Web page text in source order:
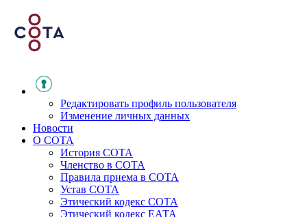
Редактировать профиль пользователя
Изменение личных данных
Новости
О СОТА
История СОТА
Членство в СОТА
Правила приема в СОТА
Устав СОТА
Этический кодекс СОТА
Этический кодекс ЕАТА